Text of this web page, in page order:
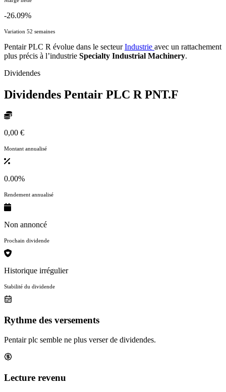
-26.09%
Variation 52 semaines
Pentair PLC R évolue dans le secteurIndustrie avec un rattachement
plus précis à l’industrie Specialty Industrial Machinery.
Dividendes
Dividendes Pentair PLC R PNT.F
0,00 €
Montant annualisé
0.00%
Rendement annualisé
Non annoncé
Prochain dividende
Historique irrégulier
Stabilité du dividende
Rythme des versements
Pentair plc semble ne plus verser de dividendes.
Lecture revenu